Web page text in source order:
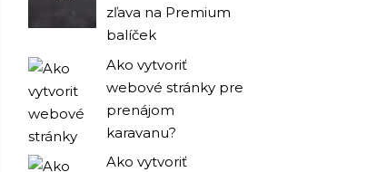
zľava na Premium
balíček
Ako vytvoriť
webové stránky pre
prenájom
karavanu?
Ako vytvoriť